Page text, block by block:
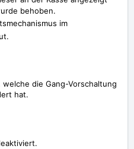
behoben.
im
die Gang-Vorschaltung
hat.